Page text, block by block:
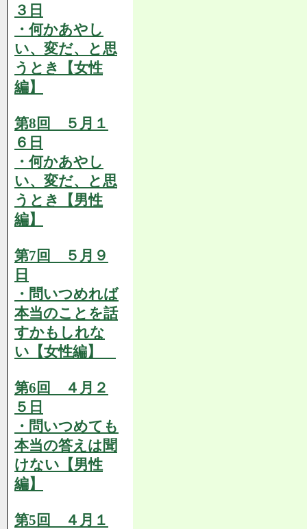
３日
・何かあやし
い、変だ、と思
うとき【女性
編】
第8回 ５月１
６日
・何かあやし
い、変だ、と思
うとき【男性
編】
第7回 ５月９
日
・問いつめれば
本当のことを話
すかもしれな
い【女性編】
第6回 ４月２
５日
・問いつめても
本当の答えは聞
けない【男性
編】
第5回 ４月１